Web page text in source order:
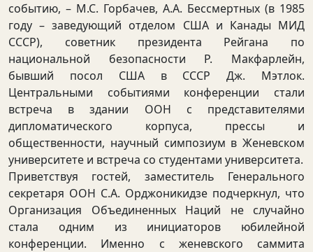
событию, – М.С. Горбачев, А.А. Бессмертных (в 1985
году – заведующий отделом США и Канады МИД
СССР), советник президента Рейгана по
национальной безопасности Р. Макфарлейн,
бывший посол США в СССР Дж. Мэтлок.
Центральными событиями конференции стали
встреча в здании ООН с представителями
дипломатического корпуса, прессы и
общественности, научный симпозиум в Женевском
университете и встреча со студентами университета.
Приветствуя гостей, заместитель Генерального
секретаря ООН С.А. Орджоникидзе подчеркнул, что
Организация Объединенных Наций не случайно
стала одним из инициаторов юбилейной
конференции. Именно с женевского саммита